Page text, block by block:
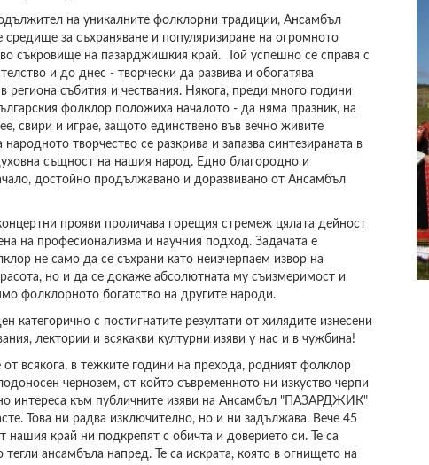
на уникалните фолклорни традиции, Ансамбъл
за съхраняване и популяризиране на огромното
съкровище на пазарджишкия край. Той успешно се справя с
и до днес - творчески да развива и обогатява
региона събития и чествания. Някога, преди много години
фолклор положиха началото - да няма празник, на
свири и играе, защото единствено във вечно живите
народното творчество се разкрива и запазва синтезираната в
същност на нашия народ. Едно благородно и
достойно продължавано и доразвивано от Ансамбъл
прояви проличава горещия стремеж цялата дейност
на професионализма и научния подход. Задачата е
не само да се съхрани като неизчерпаем извор на
но и да се докаже абсолютната му съизмеримост и
фолклорното богатство на другите народи.
категорично с постигнатите резултати от хилядите изнесени
лектории и всякакви културни изяви у нас и в чужбина!
от всякога, в тежките години на прехода, родният фолклор
чернозем, от който съвременното ни изкуство черпи
интереса към публичните изяви на Ансамбъл "ПАЗАРДЖИК"
Това ни радва изключително, но и ни задължава. Вече 45
нашия край ни подкрепят с обичта и доверието си. Те са
тегли ансамбъла напред. Те са искрата, която в огнището на